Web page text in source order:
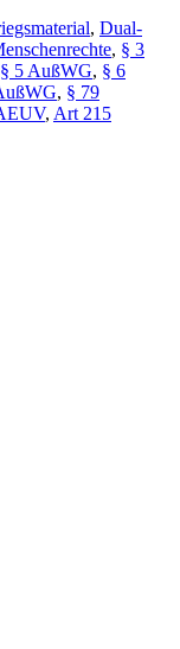
, Dual-
, § 3
§ 5 AußWG, § 6
, § 79
, Art 215